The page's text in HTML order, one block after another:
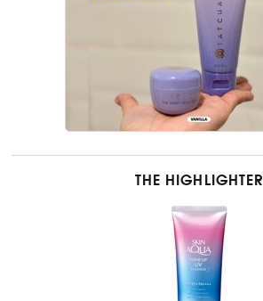
THE HIGHLIGHTER